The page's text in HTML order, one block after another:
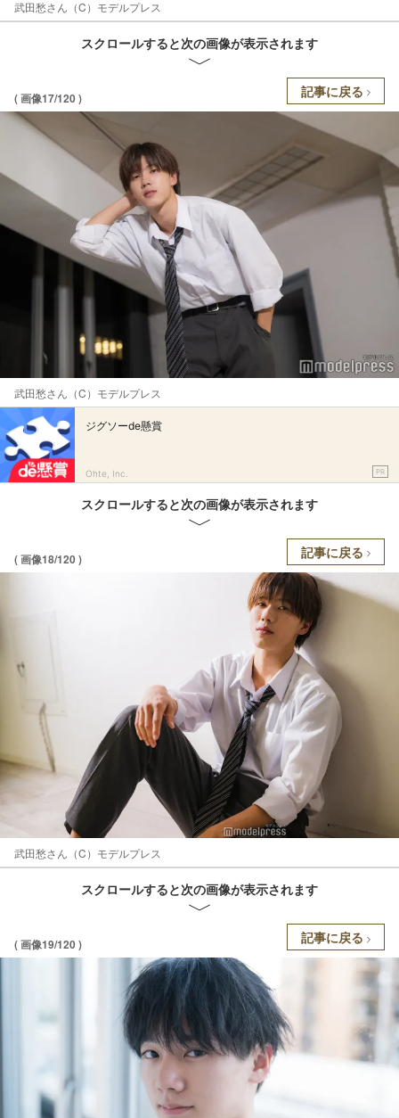
武田愁さん（C）モデルプレス
スクロールすると次の画像が表示されます
( 画像17/120 ) 記事に戻る
武田愁さん（C）モデルプレス
ジグソーde懸賞
Ohte, Inc. PR
スクロールすると次の画像が表示されます
( 画像18/120 ) 記事に戻る
武田愁さん（C）モデルプレス
スクロールすると次の画像が表示されます
( 画像19/120 ) 記事に戻る